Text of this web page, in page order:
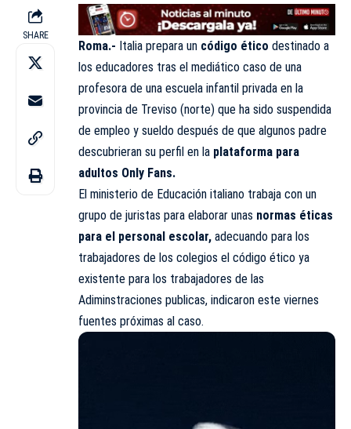
SHARE
Roma.- Italia prepara un código ético destinado a
los educadores tras el mediático caso de una
profesora de una escuela infantil privada en la
provincia de Treviso (norte) que ha sido suspendida
de empleo y sueldo después de que algunos padre
descubrieran su perfil en la plataforma para
adultos Only Fans.
El ministerio de Educación italiano trabaja con un
grupo de juristas para elaborar unas normas éticas
para el personal escolar, adecuando para los
trabajadores de los colegios el código ético ya
existente para los trabajadores de las
Adiminstraciones publicas, indicaron este viernes
fuentes próximas al caso.